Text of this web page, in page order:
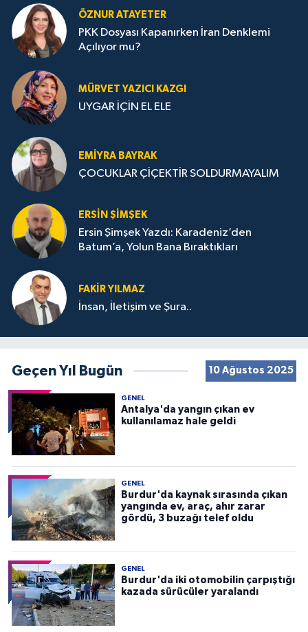
ÖZNUR ATAYETER
PKK Dosyası Kapanırken İran Denklemi
Açılıyor mu?
MÜRVET YAZICI KAZGI
UYGAR İÇİN EL ELE
EMIYRA BAYRAK
ÇOCUKLAR ÇİÇEKTİR SOLDURMAYALIM
ERSIN ŞIMŞEK
Ersin Şimşek Yazdı: Karadeniz’den
Batum’a, Yolun Bana Bıraktıkları
FAKIR YILMAZ
İnsan, İletişim ve Şura..
Geçen Yıl Bugün 10 Ağustos 2025
GENEL
Antalya'da yangın çıkan ev
kullanılamaz hale geldi
GENEL
Burdur'da kaynak sırasında çıkan
yangında ev, araç, ahır zarar
gördü, 3 buzağı telef oldu
GENEL
Burdur'da iki otomobilin çarpıştığı
kazada sürücüler yaralandı